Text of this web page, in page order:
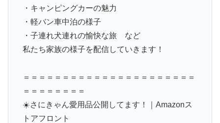
・キャンピングカーの魅力
・軽バン車中泊の様子
・子連れ犬連れの愉快な旅 など
私たち家族の様子を配信していきます！
＝＝＝＝＝＝＝＝＝＝＝＝＝＝＝＝＝＝＝＝＝＝
＝＝＝＝＝＝＝＝
☀️さにきゃん愛用品公開してます！｜Amazonス
トアフロント